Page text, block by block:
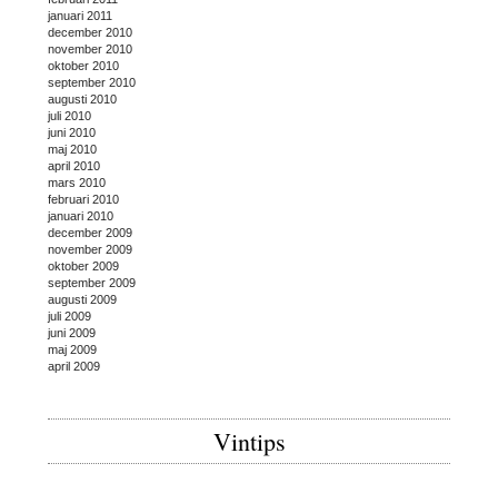
januari 2011
december 2010
november 2010
oktober 2010
september 2010
augusti 2010
juli 2010
juni 2010
maj 2010
april 2010
mars 2010
februari 2010
januari 2010
december 2009
november 2009
oktober 2009
september 2009
augusti 2009
juli 2009
juni 2009
maj 2009
april 2009
Vintips